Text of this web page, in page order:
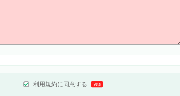
利用規約に同意する 必須